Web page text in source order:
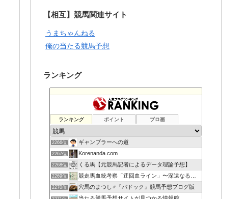
【相互】競馬関連サイト
うまちゃんねる
俺の当たる競馬予想
ランキング
ランキング ポイント ブロ画
2266位 ギャンブラーへの道
2267位 Korenanda.com
2268位 くる馬【元競馬記者によるデータ理論予想】
2269位 競走馬血統考察「迂回血ライン」〜深遠なる血の連鎖〜
2270位 穴馬のまつし♂『パドック』競馬予想ブログ版